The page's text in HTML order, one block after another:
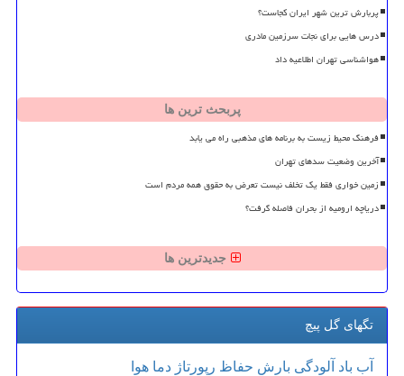
پربارش ترین شهر ایران کجاست؟
درس هایی برای نجات سرزمین مادری
هواشناسی تهران اطلاعیه داد
پربحث ترین ها
فرهنگ محیط زیست به برنامه های مذهبی راه می یابد
آخرین وضعیت سدهای تهران
زمین خواری فقط یک تخلف نیست تعرض به حقوق همه مردم است
دریاچه ارومیه از بحران فاصله گرفت؟
جدیدترین ها
تگهای گل پیچ
آب باد آلودگی بارش حفاظ رپورتاژ دما هوا